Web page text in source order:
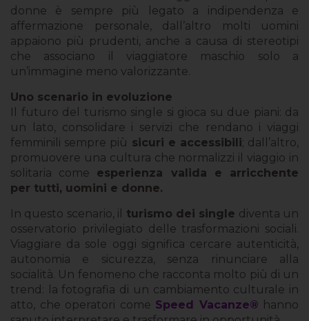
donne è sempre più legato a indipendenza e
affermazione personale, dall’altro molti uomini
appaiono più prudenti, anche a causa di stereotipi
che associano il viaggiatore maschio solo a
un’immagine meno valorizzante.
Uno scenario in evoluzione
Il futuro del turismo single si gioca su due piani: da
un lato, consolidare i servizi che rendano i viaggi
femminili sempre più sicuri e accessibili; dall’altro,
promuovere una cultura che normalizzi il viaggio in
solitaria come esperienza valida e arricchente
per tutti, uomini e donne.
In questo scenario, il turismo dei single diventa un
osservatorio privilegiato delle trasformazioni sociali.
Viaggiare da sole oggi significa cercare autenticità,
autonomia e sicurezza, senza rinunciare alla
socialità. Un fenomeno che racconta molto più di un
trend: la fotografia di un cambiamento culturale in
atto, che operatori come Speed Vacanze® hanno